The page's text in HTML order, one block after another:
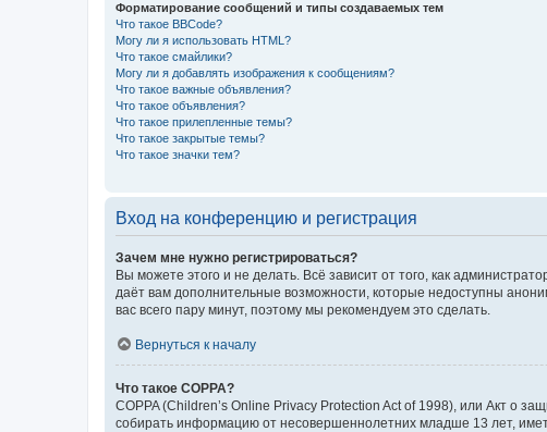
Форматирование сообщений и типы создаваемых тем
Что такое BBCode?
Могу ли я использовать HTML?
Что такое смайлики?
Могу ли я добавлять изображения к сообщениям?
Что такое важные объявления?
Что такое объявления?
Что такое прилепленные темы?
Что такое закрытые темы?
Что такое значки тем?
Вход на конференцию и регистрация
Зачем мне нужно регистрироваться?
Вы можете этого и не делать. Всё зависит от того, как
даёт вам дополнительные возможности, которые недоступны
вас всего пару минут, поэтому мы рекомендуем это сделать.
Вернуться к началу
Что такое COPPA?
COPPA (Children’s Online Privacy Protection Act of 1998), или Акт о
собирать информацию от несовершеннолетних младше 13 лет,